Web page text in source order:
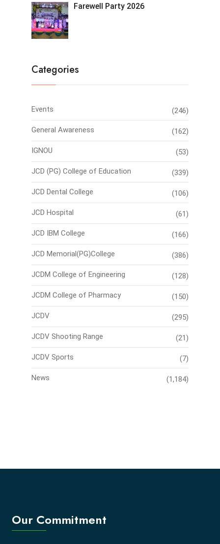
Farewell Party 2026
Categories
Events (246)
General Awareness (162)
IGNOU (53)
JCD (PG) College of Education (339)
JCD Dental College (106)
JCD Hospital (61)
JCD IBM College (166)
JCD Memorial(PG)College (386)
JCDM College of Engineering (128)
JCDM College of Pharmacy (150)
JCDV (295)
JCDV Shooting Range (21)
JCDV Sports (7)
News (1,184)
Our Commitment